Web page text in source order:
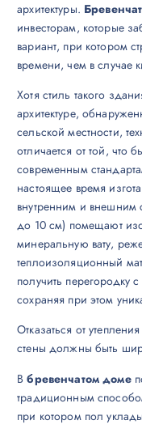
архитектуры.
инвесторам, которые
вариант, при котором
времени, чем в случае
Хотя стиль такого
архитектуре,
сельской местности,
отличается от той, что
современным
настоящее время
внутренним и
до 10 см) помещают
минеральную вату,
теплоизоляционный
получить перегородку
сохраняя при этом
Отказаться от
стены должны быть
Вбревенчатом доме
традиционным
при котором пол